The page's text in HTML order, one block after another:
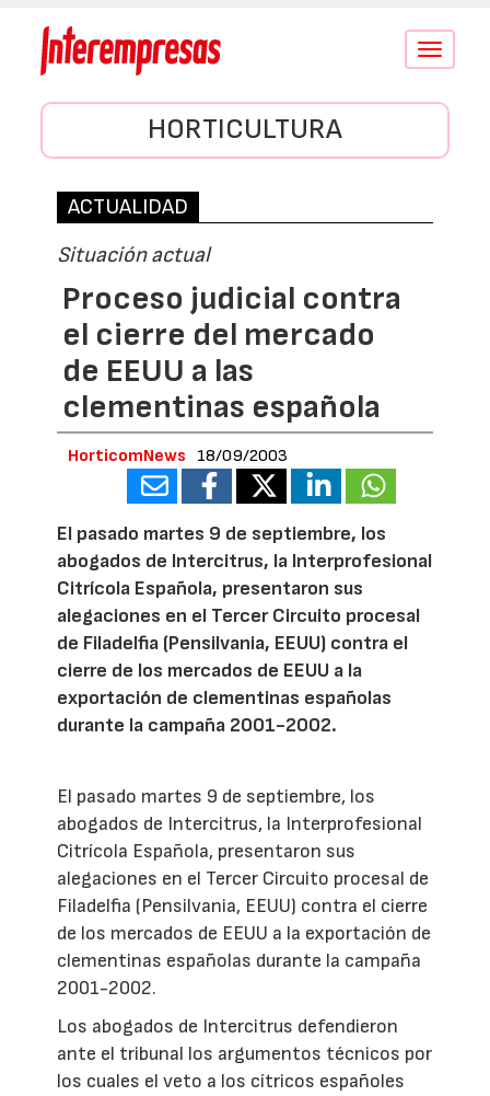
Conmutar
HORTICULTURA
ACTUALIDAD
Situación actual
Proceso judicial contra
el cierre del mercado
de EEUU a las
clementinas española
HorticomNews 18/09/2003
El pasado martes 9 de septiembre, los
abogados de Intercitrus, la Interprofesional
Citrícola Española, presentaron sus
alegaciones en el Tercer Circuito procesal
de Filadelfia (Pensilvania, EEUU) contra el
cierre de los mercados de EEUU a la
exportación de clementinas españolas
durante la campaña 2001-2002.
El pasado martes 9 de septiembre, los
abogados de Intercitrus, la Interprofesional
Citrícola Española, presentaron sus
alegaciones en el Tercer Circuito procesal de
Filadelfia (Pensilvania, EEUU) contra el cierre
de los mercados de EEUU a la exportación de
clementinas españolas durante la campaña
2001-2002.
Los abogados de Intercitrus defendieron
ante el tribunal los argumentos técnicos por
los cuales el veto a los cítricos españoles